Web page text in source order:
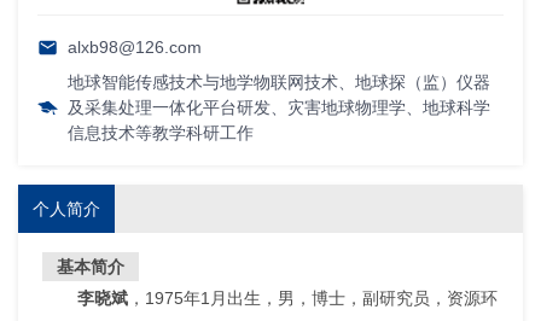
alxb98@126.com
地球智能传感技术与地学物联网技术、地球探（监）仪器
及采集处理一体化平台研发、灾害地球物理学、地球科学
信息技术等教学科研工作
个人简介
基本简介
李晓斌，1975年1月出生，男，博士，副研究员，资源环